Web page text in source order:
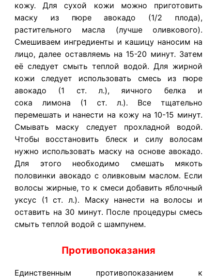
кожу. Для сухой кожи можно приготовить
маску из пюре авокадо (1/2 плода),
растительного масла (лучше оливкового).
Смешиваем ингредиенты и кашицу наносим на
лицо, далее оставляемь на 15-20 минут. Затем
её следует смыть теплой водой. Для жирной
кожи следует использовать смесь из пюре
авокадо (1 ст. л.), яичного белка и
сока лимона (1 ст. л.). Все тщательно
перемешать и нанести на кожу на 10-15 минут.
Смывать маску следует прохладной водой.
Чтобы восстановить блеск и силу волосам
нужно использовать маску на основе авокадо.
Для этого необходимо смешать мякоть
половинки авокадо с оливковым маслом. Если
волосы жирные, то к смеси добавить яблочный
уксус (1 ст. л.). Маску нанести на волосы и
оставить на 30 минут. После процедуры смесь
смыть теплой водой с шампунем.
Противопоказания
Единственным противопоказанием к